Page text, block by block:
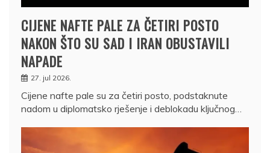
CIJENE NAFTE PALE ZA ČETIRI POSTO
NAKON ŠTO SU SAD I IRAN OBUSTAVILI
NAPADE
27. jul 2026.
Cijene nafte pale su za četiri posto, podstaknute
nadom u diplomatsko rješenje i deblokadu ključnog…